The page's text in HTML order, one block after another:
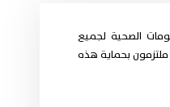
الصحية لجميع
ملتزمون بحماية هذه